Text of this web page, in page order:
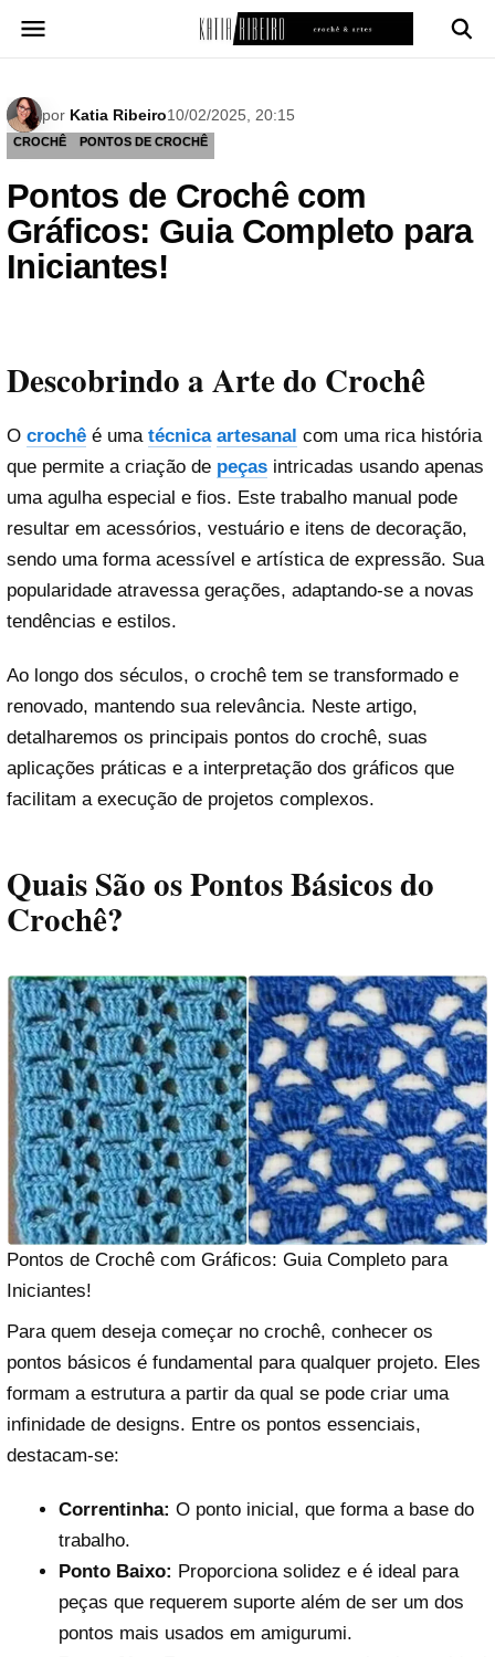
para
por Katia Ribeiro10/02/2025, 20:15
CROCHÊ PONTOS DE CROCHÊ
Pontos de Crochê com
Gráficos: Guia Completo para
Iniciantes!
Descobrindo a Arte do Crochê
O crochê é uma técnica artesanal com uma rica história
que permite a criação de peças intricadas usando apenas
uma agulha especial e fios. Este trabalho manual pode
resultar em acessórios, vestuário e itens de decoração,
sendo uma forma acessível e artística de expressão. Sua
popularidade atravessa gerações, adaptando-se a novas
tendências e estilos.
Ao longo dos séculos, o crochê tem se transformado e
renovado, mantendo sua relevância. Neste artigo,
detalharemos os principais pontos do crochê, suas
aplicações práticas e a interpretação dos gráficos que
facilitam a execução de projetos complexos.
Quais São os Pontos Básicos do
Crochê?
Pontos de Crochê com Gráficos: Guia Completo para
Iniciantes!
Para quem deseja começar no crochê, conhecer os
pontos básicos é fundamental para qualquer projeto. Eles
formam a estrutura a partir da qual se pode criar uma
infinidade de designs. Entre os pontos essenciais,
destacam-se:
Correntinha: O ponto inicial, que forma a base do
trabalho.
Ponto Baixo: Proporciona solidez e é ideal para
peças que requerem suporte além de ser um dos
pontos mais usados em amigurumi.